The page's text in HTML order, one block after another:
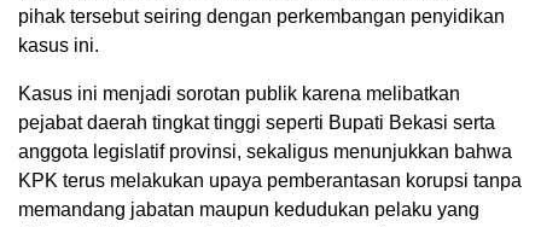
pihak tersebut seiring dengan perkembangan penyidikan
kasus ini.
Kasus ini menjadi sorotan publik karena melibatkan
pejabat daerah tingkat tinggi seperti Bupati Bekasi serta
anggota legislatif provinsi, sekaligus menunjukkan bahwa
KPK terus melakukan upaya pemberantasan korupsi tanpa
memandang jabatan maupun kedudukan pelaku yang